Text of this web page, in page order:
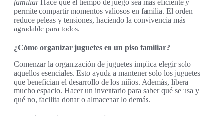
familiarHace que el tiempo de juego sea más eficiente y
permite compartir momentos valiosos en familia. El orden
reduce peleas y tensiones, haciendo la convivencia más
agradable para todos.
¿Cómo organizar juguetes en un piso familiar?
Comenzar la organización de juguetes implica elegir solo
aquellos esenciales. Esto ayuda a mantener solo los juguetes
que benefician el desarrollo de los niños. Además, libera
mucho espacio. Hacer un inventario para saber qué se usa y
qué no, facilita donar o almacenar lo demás.